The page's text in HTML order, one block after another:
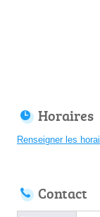
Horaires
Renseigner les
Contact